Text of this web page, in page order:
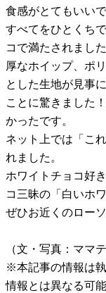
食感がとてもいいで
すべてをひとくち
コで満たされまし
厚なホイップ、ポ
とした生地が見事
ことに驚きました
かったです。
ネット上では「こ
れました。
ホワイトチョコ好
コ三昧の「白いホ
ぜひお近くのロー
（文・写真：ママ
※本記事の情報は
情報とは異なる可